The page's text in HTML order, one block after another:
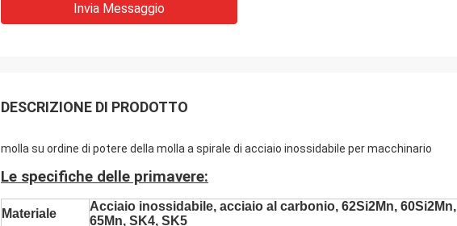
Invia Messaggio
DESCRIZIONE DI PRODOTTO
molla su ordine di potere della molla a spirale di acciaio inossidabile per macchinario
Le specifiche delle primavere:
Materiale
Acciaio inossidabile, acciaio al carbonio, 62Si2Mn, 60Si2Mn,
65Mn, SK4, SK5